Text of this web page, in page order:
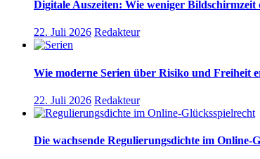
Digitale Auszeiten: Wie weniger
22. Juli 2026 Redakteur
Wie moderne Serien über Risiko und Freiheit
22. Juli 2026 Redakteur
Die wachsende Regulierungsdichte im Online-